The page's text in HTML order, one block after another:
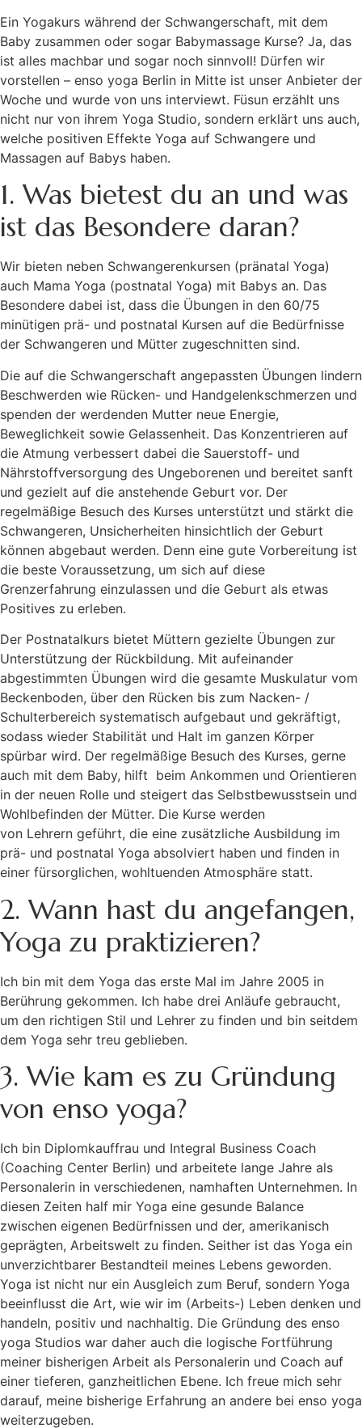
Ein Yogakurs während der Schwangerschaft, mit dem
Baby zusammen oder sogar Babymassage Kurse? Ja, das
ist alles machbar und sogar noch sinnvoll! Dürfen wir
vorstellen – enso yoga Berlin in Mitte ist unser Anbieter der
Woche und wurde von uns interviewt. Füsun erzählt uns
nicht nur von ihrem Yoga Studio, sondern erklärt uns auch,
welche positiven Effekte Yoga auf Schwangere und
Massagen auf Babys haben.
1. Was bietest du an und was
ist das Besondere daran?
Wir bieten neben Schwangerenkursen (pränatal Yoga)
auch Mama Yoga (postnatal Yoga) mit Babys an. Das
Besondere dabei ist, dass die Übungen in den 60/75
minütigen prä- und postnatal Kursen auf die Bedürfnisse
der Schwangeren und Mütter zugeschnitten sind.
Die auf die Schwangerschaft angepassten Übungen lindern
Beschwerden wie Rücken- und Handgelenkschmerzen und
spenden der werdenden Mutter neue Energie,
Beweglichkeit sowie Gelassenheit. Das Konzentrieren auf
die Atmung verbessert dabei die Sauerstoff- und
Nährstoffversorgung des Ungeborenen und bereitet sanft
und gezielt auf die anstehende Geburt vor. Der
regelmäßige Besuch des Kurses unterstützt und stärkt die
Schwangeren, Unsicherheiten hinsichtlich der Geburt
können abgebaut werden. Denn eine gute Vorbereitung ist
die beste Voraussetzung, um sich auf diese
Grenzerfahrung einzulassen und die Geburt als etwas
Positives zu erleben.
Der Postnatalkurs bietet Müttern gezielte Übungen zur
Unterstützung der Rückbildung. Mit aufeinander
abgestimmten Übungen wird die gesamte Muskulatur vom
Beckenboden, über den Rücken bis zum Nacken- /
Schulterbereich systematisch aufgebaut und gekräftigt,
sodass wieder Stabilität und Halt im ganzen Körper
spürbar wird. Der regelmäßige Besuch des Kurses, gerne
auch mit dem Baby, hilft beim Ankommen und Orientieren
in der neuen Rolle und steigert das Selbstbewusstsein und
Wohlbefinden der Mütter. Die Kurse werden
von Lehrern geführt, die eine zusätzliche Ausbildung im
prä- und postnatal Yoga absolviert haben und finden in
einer fürsorglichen, wohltuenden Atmosphäre statt.
2. Wann hast du angefangen,
Yoga zu praktizieren?
Ich bin mit dem Yoga das erste Mal im Jahre 2005 in
Berührung gekommen. Ich habe drei Anläufe gebraucht,
um den richtigen Stil und Lehrer zu finden und bin seitdem
dem Yoga sehr treu geblieben.
3. Wie kam es zu Gründung
von enso yoga?
Ich bin Diplomkauffrau und Integral Business Coach
(Coaching Center Berlin) und arbeitete lange Jahre als
Personalerin in verschiedenen, namhaften Unternehmen. In
diesen Zeiten half mir Yoga eine gesunde Balance
zwischen eigenen Bedürfnissen und der, amerikanisch
geprägten, Arbeitswelt zu finden. Seither ist das Yoga ein
unverzichtbarer Bestandteil meines Lebens geworden.
Yoga ist nicht nur ein Ausgleich zum Beruf, sondern Yoga
beeinflusst die Art, wie wir im (Arbeits-) Leben denken und
handeln, positiv und nachhaltig. Die Gründung des enso
yoga Studios war daher auch die logische Fortführung
meiner bisherigen Arbeit als Personalerin und Coach auf
einer tieferen, ganzheitlichen Ebene. Ich freue mich sehr
darauf, meine bisherige Erfahrung an andere bei enso yoga
weiterzugeben.